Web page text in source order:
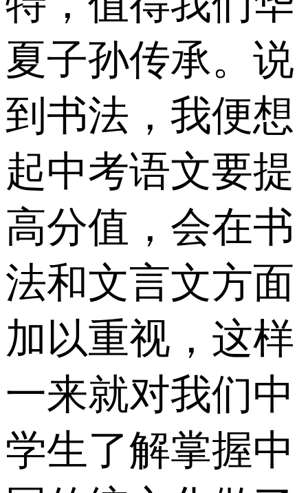
夏子孙传承。说
到书法，我便想
起中考语文要提
高分值，会在书
法和文言文方面
加以重视，这样
一来就对我们中
学生了解掌握中